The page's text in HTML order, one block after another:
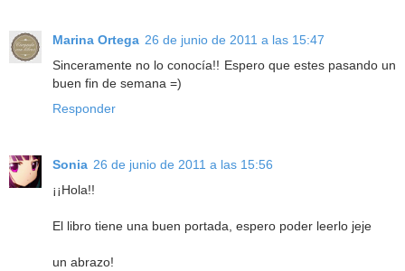
Marina Ortega 26 de junio de 2011 a las 15:47
Sinceramente no lo conocía!! Espero que estes pasando un
buen fin de semana =)
Responder
Sonia 26 de junio de 2011 a las 15:56
¡¡Hola!!
El libro tiene una buen portada, espero poder leerlo jeje
un abrazo!